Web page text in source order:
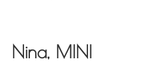
Nina, MINI